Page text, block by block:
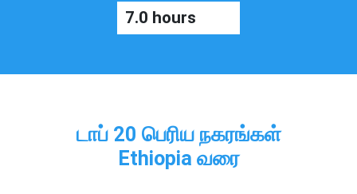
7.0 hours
டாப் 20 பெரிய நகரங்கள்
Ethiopia வரை